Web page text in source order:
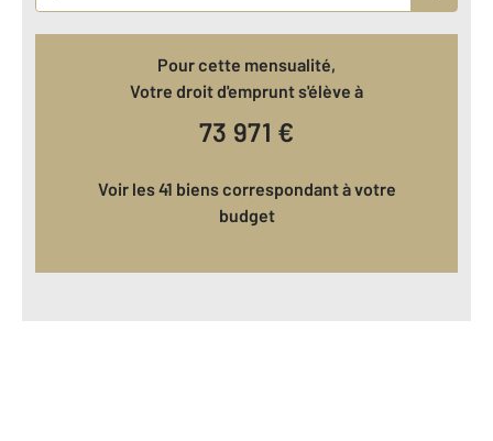
Pour cette mensualité,
Votre droit d'emprunt s'élève à
73 971 €
Voir les 41 biens correspondant à votre
budget